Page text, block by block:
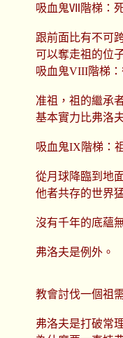
吸血鬼Ⅶ階梯：
跟前面比有不可
可以奪走祖的位
吸血鬼VIII階梯
准祖，祖的繼承
基本實力比弗洛
吸血鬼IX階梯：祖
從月球降臨到地
他者共存的世界
沒有千年的底蘊
弗洛夫是例外。
教會討伐一個祖
弗洛夫是打破常